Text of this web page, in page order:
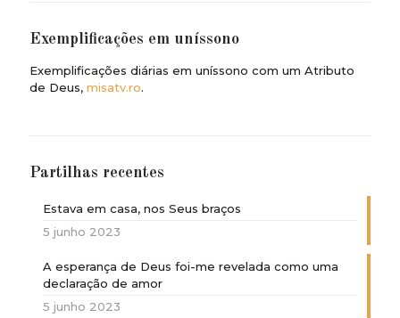
Exemplificações em uníssono
Exemplificações diárias em uníssono com um Atributo
de Deus, misatv.ro.
Partilhas recentes
Estava em casa, nos Seus braços
5 junho 2023
A esperança de Deus foi-me revelada como uma
declaração de amor
5 junho 2023